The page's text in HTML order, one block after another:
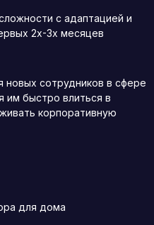
с адаптацией и
2х-3х месяцев
сотрудников в сфере
им быстро влиться в
корпоративную
для дома